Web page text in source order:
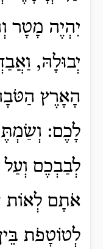
יִהְיֶה מָטָר
יְבוּלָהּ,
הָאָרֶץ
לָכֶם:
לְבַבְכֶם
אֹתָם לְאוֹת
לְטוֹטָפֹת